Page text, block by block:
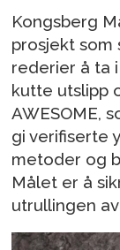
Kongsberg
prosjekt
rederier å ta
kutte utslipp
AWESOME,
gi verifiserte
metoder og
Målet er å
utrullingen